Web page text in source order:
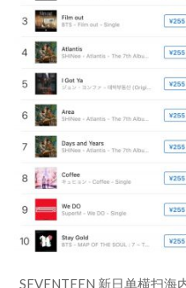
SEVENTEEN 新日单横扫